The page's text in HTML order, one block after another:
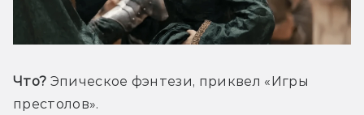
Что? Эпическое фэнтези, приквел «Игры
престолов».